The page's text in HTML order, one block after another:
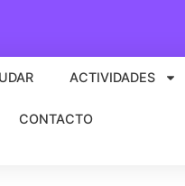
ACTIVIDADES
CONTACTO